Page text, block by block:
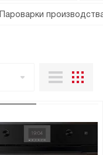
Пароварки